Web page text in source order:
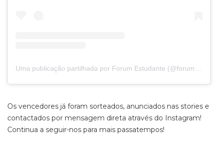
Uma publicação partilhada por Forum Estudante (@forumestudante)
Os vencedores já foram sorteados, anunciados nas stories e
contactados por mensagem direta através do Instagram!
Continua a seguir-nos para mais passatempos!